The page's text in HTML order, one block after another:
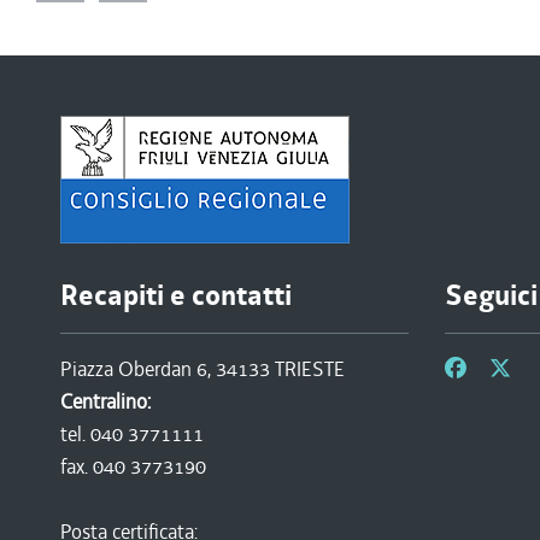
Recapiti e contatti
Piazza Oberdan 6, 34133 TRIESTE
Centralino:
tel. 040 3771111
fax. 040 3773190
Posta certificata: